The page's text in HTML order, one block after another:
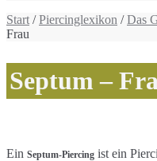
Start /Piercinglexikon /Das
Frau
Septum –
Ein Septum-Piercing ist ein